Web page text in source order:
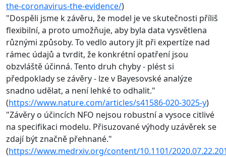
the-coronavirus-the-evidence/)
"Dospěli jsme k závěru, že model je ve skutečnosti příliš
flexibilní, a proto umožňuje, aby byla data vysvětlena
různými způsoby. To vedlo autory jít při expertíze nad
rámec údajů a tvrdit, že konkrétní opatření jsou
obzvláště účinná. Tento druh chyby - plést si
předpoklady se závěry - lze v Bayesovské analýze
snadno udělat, a není lehké to odhalit."
(https://www.nature.com/articles/s41586-020-3025-y)
"Závěry o účincích NFO nejsou robustní a vysoce citlivé
na specifikaci modelu. Přisuzované výhody uzávěrek se
zdají být značně přehnané."
(https://www.medrxiv.org/content/10.1101/